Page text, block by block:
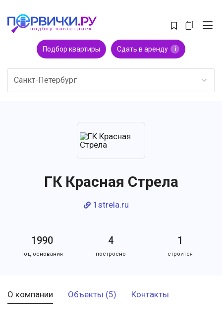
Подбор квартиры Сдать в аренду i
Санкт-Петербург
ГК Красная Стрела
1strela.ru
1990
год основания
4
построено
1
строится
О компании Объекты (5) Контакты